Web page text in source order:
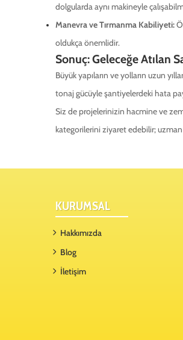
dolgularda aynı makineyle
Manevra ve Tırmanma Kabiliyeti:
oldukça önemlidir.
Sonuç: Geleceğe Atılan
Büyük yapıların ve yolların uzun
tonaj gücüyle şantiyelerdeki hata
Siz de projelerinizin hacmine ve
kategorilerini ziyaret edebilir;
KURUMSAL
Hakkımızda
Blog
İletişim